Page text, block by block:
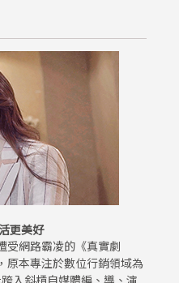
更美好
受網路霸凌的《真實劇
原本專注於數位行銷領域為
入斜槓自媒體編、導、演